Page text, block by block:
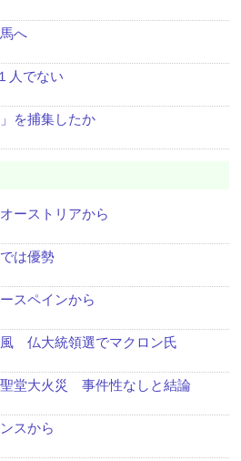
へ
人でない
を捕集したか
ーストリアから
は優勢
スペインから
仏大統領選でマクロン氏
堂大火災 事件性なしと結論
スから